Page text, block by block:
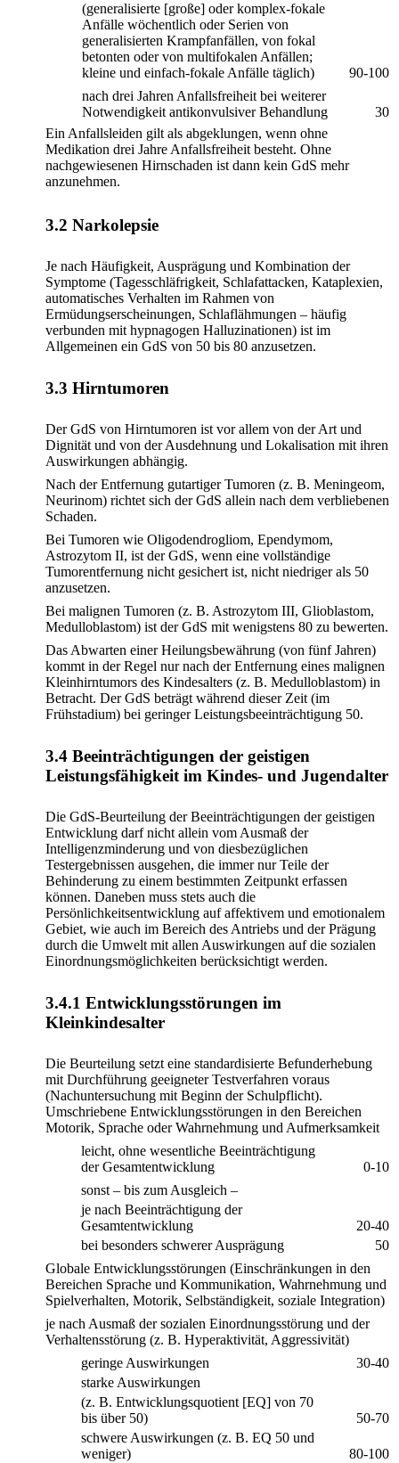
(generalisierte [große] oder komplex-fokale
Anfälle wöchentlich oder Serien von
generalisierten Krampfanfällen, von fokal
betonten oder von multifokalen Anfällen;
kleine und einfach-fokale Anfälle täglich)
90-100
nach drei Jahren Anfallsfreiheit bei weiterer
Notwendigkeit antikonvulsiver Behandlung
30
Ein Anfallsleiden gilt als abgeklungen, wenn ohne
Medikation drei Jahre Anfallsfreiheit besteht. Ohne
nachgewiesenen Hirnschaden ist dann kein GdS mehr
anzunehmen.
3.2 Narkolepsie
Je nach Häufigkeit, Ausprägung und Kombination der
Symptome (Tagesschläfrigkeit, Schlafattacken, Kataplexien,
automatisches Verhalten im Rahmen von
Ermüdungserscheinungen, Schlaflähmungen – häufig
verbunden mit hypnagogen Halluzinationen) ist im
Allgemeinen ein GdS von 50 bis 80 anzusetzen.
3.3 Hirntumoren
Der GdS von Hirntumoren ist vor allem von der Art und
Dignität und von der Ausdehnung und Lokalisation mit ihren
Auswirkungen abhängig.
Nach der Entfernung gutartiger Tumoren (z. B. Meningeom,
Neurinom) richtet sich der GdS allein nach dem verbliebenen
Schaden.
Bei Tumoren wie Oligodendrogliom, Ependymom,
Astrozytom II, ist der GdS, wenn eine vollständige
Tumorentfernung nicht gesichert ist, nicht niedriger als 50
anzusetzen.
Bei malignen Tumoren (z. B. Astrozytom III, Glioblastom,
Medulloblastom) ist der GdS mit wenigstens 80 zu bewerten.
Das Abwarten einer Heilungsbewährung (von fünf Jahren)
kommt in der Regel nur nach der Entfernung eines malignen
Kleinhirntumors des Kindesalters (z. B. Medulloblastom) in
Betracht. Der GdS beträgt während dieser Zeit (im
Frühstadium) bei geringer Leistungsbeeinträchtigung 50.
3.4 Beeinträchtigungen der geistigen
Leistungsfähigkeit im Kindes- und Jugendalter
Die GdS-Beurteilung der Beeinträchtigungen der geistigen
Entwicklung darf nicht allein vom Ausmaß der
Intelligenzminderung und von diesbezüglichen
Testergebnissen ausgehen, die immer nur Teile der
Behinderung zu einem bestimmten Zeitpunkt erfassen
können. Daneben muss stets auch die
Persönlichkeitsentwicklung auf affektivem und emotionalem
Gebiet, wie auch im Bereich des Antriebs und der Prägung
durch die Umwelt mit allen Auswirkungen auf die sozialen
Einordnungsmöglichkeiten berücksichtigt werden.
3.4.1 Entwicklungsstörungen im
Kleinkindesalter
Die Beurteilung setzt eine standardisierte Befunderhebung
mit Durchführung geeigneter Testverfahren voraus
(Nachuntersuchung mit Beginn der Schulpflicht).
Umschriebene Entwicklungsstörungen in den Bereichen
Motorik, Sprache oder Wahrnehmung und Aufmerksamkeit
leicht, ohne wesentliche Beeinträchtigung
der Gesamtentwicklung
0-10
sonst – bis zum Ausgleich –
je nach Beeinträchtigung der
Gesamtentwicklung
20-40
bei besonders schwerer Ausprägung
50
Globale Entwicklungsstörungen (Einschränkungen in den
Bereichen Sprache und Kommunikation, Wahrnehmung und
Spielverhalten, Motorik, Selbständigkeit, soziale Integration)
je nach Ausmaß der sozialen Einordnungsstörung und der
Verhaltensstörung (z. B. Hyperaktivität, Aggressivität)
geringe Auswirkungen
30-40
starke Auswirkungen
(z. B. Entwicklungsquotient [EQ] von 70
bis über 50)
50-70
schwere Auswirkungen (z. B. EQ 50 und
weniger)
80-100